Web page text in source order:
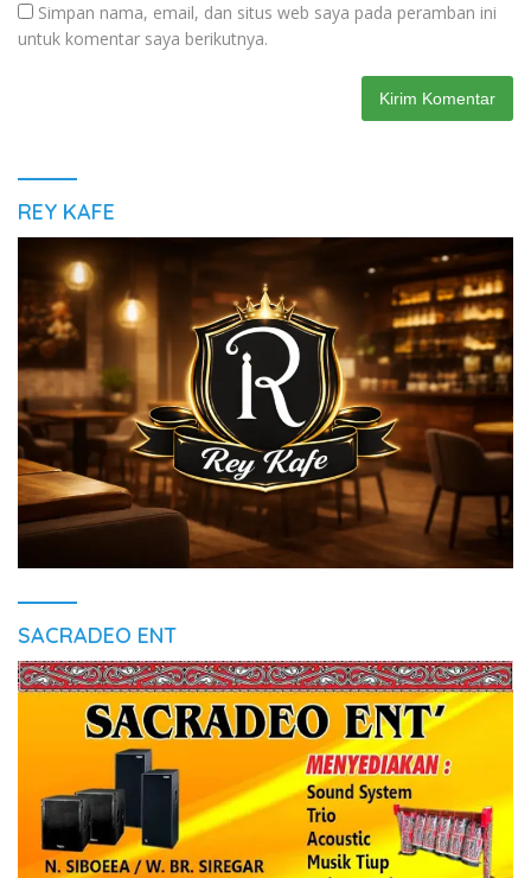
Simpan nama, email, dan situs web saya pada peramban ini
untuk komentar saya berikutnya.
REY KAFE
SACRADEO ENT